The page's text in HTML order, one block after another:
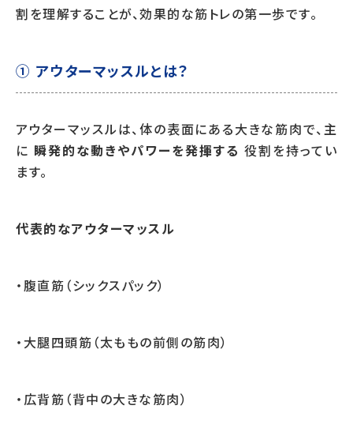
割を理解することが、効果的な筋トレの第一歩です。
① アウターマッスルとは？
アウターマッスルは、体の表面にある大きな筋肉で、主
に 瞬発的な動きやパワーを発揮する 役割を持ってい
ます。
代表的なアウターマッスル
・腹直筋（シックスパック）
・大腿四頭筋（太ももの前側の筋肉）
・広背筋（背中の大きな筋肉）